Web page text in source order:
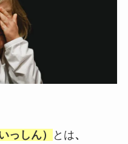
っしん） とは、